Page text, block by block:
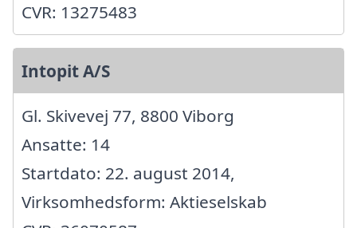
CVR: 13275483
Intopit A/S
Gl. Skivevej 77, 8800 Viborg
Ansatte: 14
Startdato: 22. august 2014,
Virksomhedsform: Aktieselskab